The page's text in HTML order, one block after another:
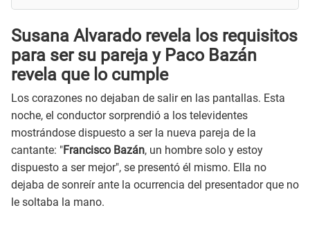
Susana Alvarado revela los requisitos
para ser su pareja y Paco Bazán
revela que lo cumple
Los corazones no dejaban de salir en las pantallas. Esta
noche, el conductor sorprendió a los televidentes
mostrándose dispuesto a ser la nueva pareja de la
cantante: "Francisco Bazán, un hombre solo y estoy
dispuesto a ser mejor", se presentó él mismo. Ella no
dejaba de sonreír ante la ocurrencia del presentador que no
le soltaba la mano.